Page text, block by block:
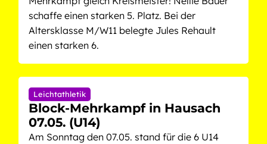
schaffe einen starken 5. Platz. Bei der
Altersklasse M/W11 belegte Jules Rehault
einen starken 6.
Leichtathletik
Block-Mehrkampf in Hausach
07.05. (U14)
Am Sonntag den 07.05. stand für die 6 U14